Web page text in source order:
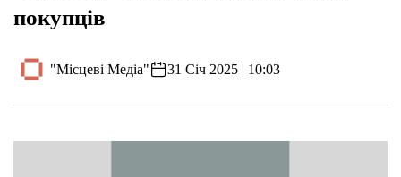
Новини
Інтерв’ю
покупців
"Місцеві Медіа" 31 Січ 2025 | 10:03